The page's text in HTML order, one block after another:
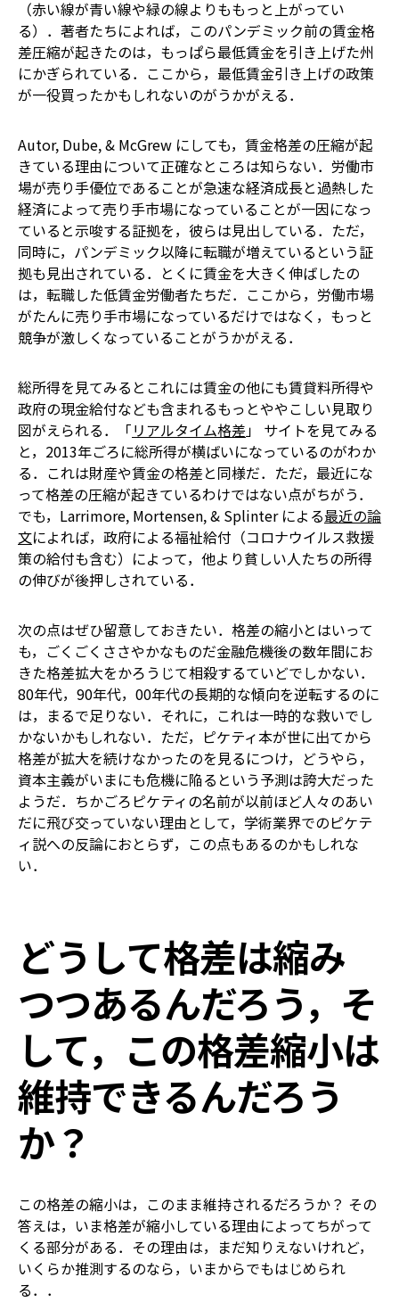
（赤い線が青い線や緑の線よりももっと上がってい
る）．著者たちによれば，このパンデミック前の賃金格
差圧縮が起きたのは，もっぱら最低賃金を引き上げた州
にかぎられている．ここから，最低賃金引き上げの政策
が一役買ったかもしれないのがうかがえる．
Autor, Dube, & McGrew にしても，賃金格差の圧縮が起
きている理由について正確なところは知らない．労働市
場が売り手優位であることが――急速な経済成長と過熱した
経済によって売り手市場になっていることが――一因になっ
ていると示唆する証拠を，彼らは見出している．ただ，
同時に，パンデミック以降に転職が増えているという証
拠も見出されている．とくに賃金を大きく伸ばしたの
は，転職した低賃金労働者たちだ．ここから，労働市場
がたんに売り手市場になっているだけではなく，もっと
競争が激しくなっていることがうかがえる．
総所得を見てみると――これには賃金の他にも賃貸料所得や
政府の現金給付なども含まれる――もっとややこしい見取り
図がえられる．「リアルタイム格差」 サイトを見てみる
と，2013年ごろに総所得が横ばいになっているのがわか
る．これは財産や賃金の格差と同様だ．ただ，最近にな
って格差の圧縮が起きているわけではない点がちがう．
でも，Larrimore, Mortensen, & Splinter による最近の論
文によれば，政府による福祉給付（コロナウイルス救援
策の給付も含む）によって，他より貧しい人たちの所得
の伸びが後押しされている．
次の点はぜひ留意しておきたい．格差の縮小とはいって
も，ごくごくささやかなものだ――金融危機後の数年間にお
きた格差拡大をかろうじて相殺するていどでしかない．
80年代，90年代，00年代の長期的な傾向を逆転するのに
は，まるで足りない．それに，これは一時的な救いでし
かないかもしれない．ただ，ピケティ本が世に出てから
格差が拡大を続けなかったのを見るにつけ，どうやら，
資本主義がいまにも危機に陥るという予測は誇大だった
ようだ．ちかごろピケティの名前が以前ほど人々のあい
だに飛び交っていない理由として，学術業界でのピケテ
ィ説への反論におとらず，この点もあるのかもしれな
い．
どうして格差は縮み
つつあるんだろう，そ
して，この格差縮小は
維持できるんだろう
か？
この格差の縮小は，このまま維持されるだろうか？ その
答えは，いま格差が縮小している理由によってちがって
くる部分がある．その理由は，まだ知りえないけれど，
いくらか推測するのなら，いまからでもはじめられ
る．．